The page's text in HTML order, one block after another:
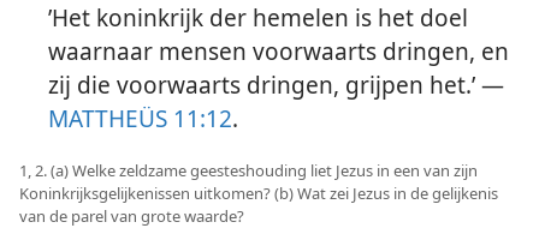
’Het koninkrijk der hemelen is het doel
waarnaar mensen voorwaarts dringen, en
zij die voorwaarts dringen, grijpen het.’ —
MATTHEÜS 11:12.
1, 2. (a) Welke zeldzame geesteshouding liet Jezus in een van zijn
Koninkrijksgelijkenissen uitkomen? (b) Wat zei Jezus in de gelijkenis
van de parel van grote waarde?